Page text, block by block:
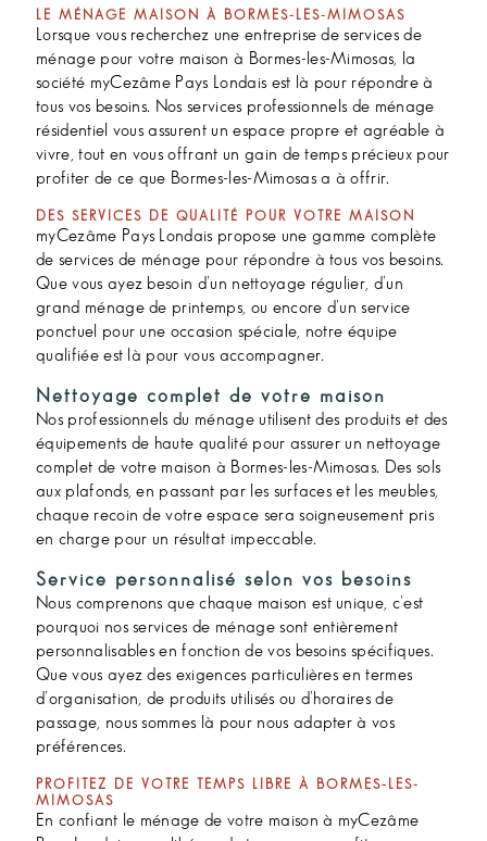
LE MÉNAGE MAISON À BORMES-LES-MIMOSAS
Lorsque vous recherchez une entreprise de services de
ménage pour votre maison à Bormes-les-Mimosas, la
société myCezâme Pays Londais est là pour répondre à
tous vos besoins. Nos services professionnels de ménage
résidentiel vous assurent un espace propre et agréable à
vivre, tout en vous offrant un gain de temps précieux pour
profiter de ce que Bormes-les-Mimosas a à offrir.
DES SERVICES DE QUALITÉ POUR VOTRE MAISON
myCezâme Pays Londais propose une gamme complète
de services de ménage pour répondre à tous vos besoins.
Que vous ayez besoin d'un nettoyage régulier, d'un
grand ménage de printemps, ou encore d'un service
ponctuel pour une occasion spéciale, notre équipe
qualifiée est là pour vous accompagner.
Nettoyage complet de votre maison
Nos professionnels du ménage utilisent des produits et des
équipements de haute qualité pour assurer un nettoyage
complet de votre maison à Bormes-les-Mimosas. Des sols
aux plafonds, en passant par les surfaces et les meubles,
chaque recoin de votre espace sera soigneusement pris
en charge pour un résultat impeccable.
Service personnalisé selon vos besoins
Nous comprenons que chaque maison est unique, c'est
pourquoi nos services de ménage sont entièrement
personnalisables en fonction de vos besoins spécifiques.
Que vous ayez des exigences particulières en termes
d'organisation, de produits utilisés ou d'horaires de
passage, nous sommes là pour nous adapter à vos
préférences.
PROFITEZ DE VOTRE TEMPS LIBRE À BORMES-LES-
MIMOSAS
En confiant le ménage de votre maison à myCezâme